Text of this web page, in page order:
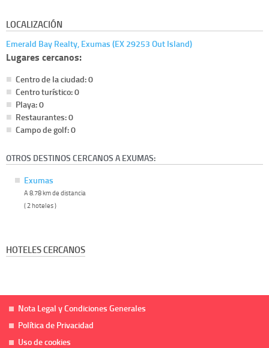
LOCALIZACIÓN
Emerald Bay Realty, Exumas (EX 29253 Out Island)
Lugares cercanos:
Centro de la ciudad: 0
Centro turístico: 0
Playa: 0
Restaurantes: 0
Campo de golf: 0
OTROS DESTINOS CERCANOS A EXUMAS:
Exumas
A 8.78 km de distancia
( 2 hoteles )
HOTELES CERCANOS
Nota Legal y Condiciones Generales
Política de Privacidad
Uso de cookies